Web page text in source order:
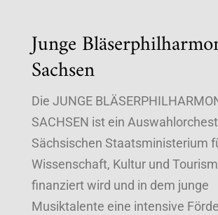
Junge
Sachsen
Die JUNGE
SACHSEN ist ein
Sächsischen Staatsministerium
Wissenschaft, Kultur und
finanziert wird und in dem junge
Musiktalente eine intensive